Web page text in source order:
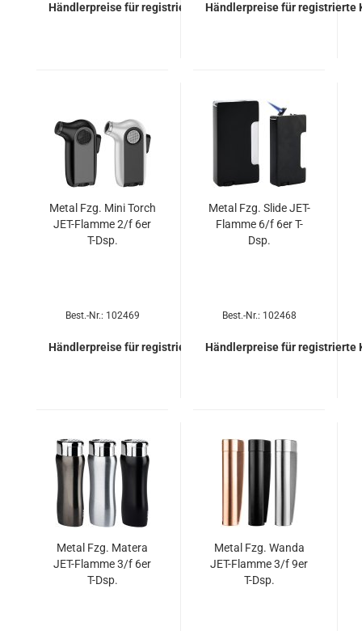
Händlerpreise für registrierte KundenHändlerpreise für registrierte
Metal Fzg. Mini Torch
JET-​Flam­me 2/f 6er
T-Dsp.
Best.-Nr.: 102469
Händlerpreise für registrierte Kunden
Metal Fzg. Slide JET-​
Flam­me 6/f 6er T-
Dsp.
Best.-Nr.: 102468
Händlerpreise für registrierte
Metal Fzg. Ma­te­ra
JET-​Flam­me 3/f 6er
T-Dsp.
Metal Fzg. Wanda
JET-​Flam­me 3/f 9er
T-Dsp.